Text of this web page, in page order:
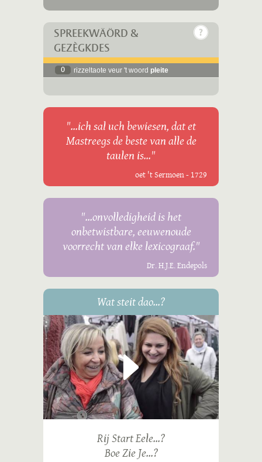
SPREEKWÄÖRD &
GEZÈGKDES
0 rizzeltaote veur 't woord pleite
"...ich sal uch bewiesen, dat et
Mastreegs de beste van alle de
taulen is..."
oet 't Sermoen - 1729
"...onvolledigheid is het
onbetwistbare, eeuwenoude
voorrecht van elke lexicograaf."
Dr. H.J.E. Endepols
Wat steit dao...?
Rij Start Eele...?
Boe Zie Je...?